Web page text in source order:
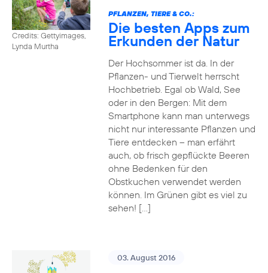
Credits: Gettyimages,
Lynda Murtha
PFLANZEN, TIERE & CO.:
Die besten Apps zum
Erkunden der Natur
Der Hochsommer ist da. In der
Pflanzen- und Tierwelt herrscht
Hochbetrieb. Egal ob Wald, See
oder in den Bergen: Mit dem
Smartphone kann man unterwegs
nicht nur interessante Pflanzen und
Tiere entdecken – man erfährt
auch, ob frisch gepflückte Beeren
ohne Bedenken für den
Obstkuchen verwendet werden
können. Im Grünen gibt es viel zu
sehen! […]
03. August 2016